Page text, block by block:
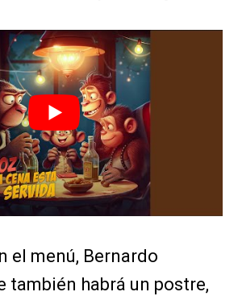
el menú, Bernardo
también habrá un postre,